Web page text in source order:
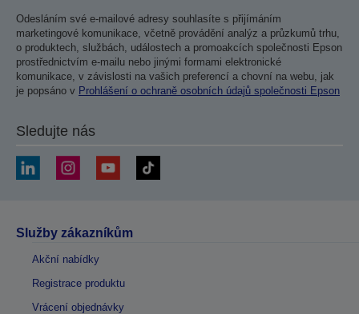
Odesláním své e-mailové adresy souhlasíte s přijímáním
marketingové komunikace, včetně provádění analýz a průzkumů trhu,
o produktech, službách, událostech a promoakcích společnosti Epson
prostřednictvím e-mailu nebo jinými formami elektronické
komunikace, v závislosti na vašich preferencí a chovní na webu, jak
je popsáno v Prohlášení o ochraně osobních údajů společnosti Epson
Sledujte nás
Služby zákazníkům
Akční nabídky
Registrace produktu
Vrácení objednávky